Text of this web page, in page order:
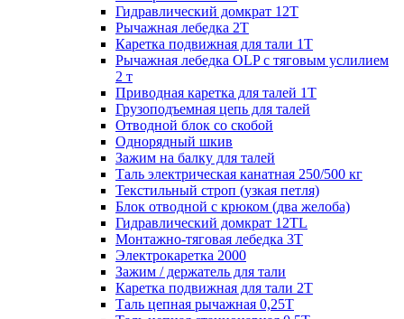
Гидравлический домкрат 12Т
Рычажная лебедка 2Т
Каретка подвижная для тали 1Т
Рычажная лебедка OLP с тяговым услилием
2 т
Приводная каретка для талей 1Т
Грузоподъемная цепь для талей
Отводной блок со скобой
Однорядный шкив
Зажим на балку для талей
Таль электрическая канатная 250/500 кг
Текстильный строп (узкая петля)
Блок отводной с крюком (два желоба)
Гидравлический домкрат 12TL
Монтажно-тяговая лебедка 3Т
Электрокаретка 2000
Зажим / держатель для тали
Каретка подвижная для тали 2Т
Таль цепная рычажная 0,25Т